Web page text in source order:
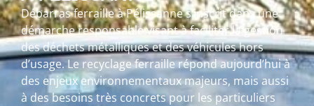
Débarras ferraille à Pélissanne s’inscrit dans une
démarche responsable visant à faciliter la gestion
des déchets métalliques et des véhicules hors
d’usage. Le recyclage ferraille répond aujourd’hui à
des enjeux environnementaux majeurs, mais aussi
à des besoins très concrets pour les particuliers